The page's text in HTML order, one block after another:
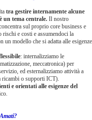
tra gestire internamente alcune
un tema centrale. Il nostro
sul proprio core business e
rischi e costi e assumendoci la
un modello che si adatta alle esigenze
: internalizziamo le
meccatronica) per
ed esternalizziamo attività a
ricambi o supporti ICT).
e orientati alle esigenze del